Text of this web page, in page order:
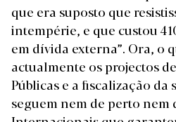
que era suposto que
intempérie, e que custou
em dívida externa”. Ora, o
actualmente os projectos
Públicas e a fiscalização da
seguem nem de perto nem